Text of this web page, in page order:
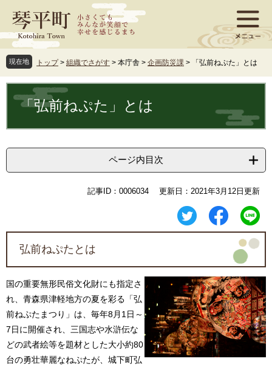
ジ
先
頭
で
ュ
を
飛
ば
へ
現在地 トップ > 組織でさがす > 本庁舎 > 企画防災課 > 「弘前ねぷた」とは
文
「弘前ねぷた」とは
ページ内目次
記事ID：0006034 更新日：2021年3月12日更新
弘前ねぷたとは
国の重要無形民俗文化財にも指定さ
れ、青森県津軽地方の夏を彩る「弘
前ねぷたまつり」は、毎年8月1日～
7日に開催され、三国志や水滸伝な
どの武者絵等を題材とした大小約80
台の勇壮華麗なねぷたが、城下町弘